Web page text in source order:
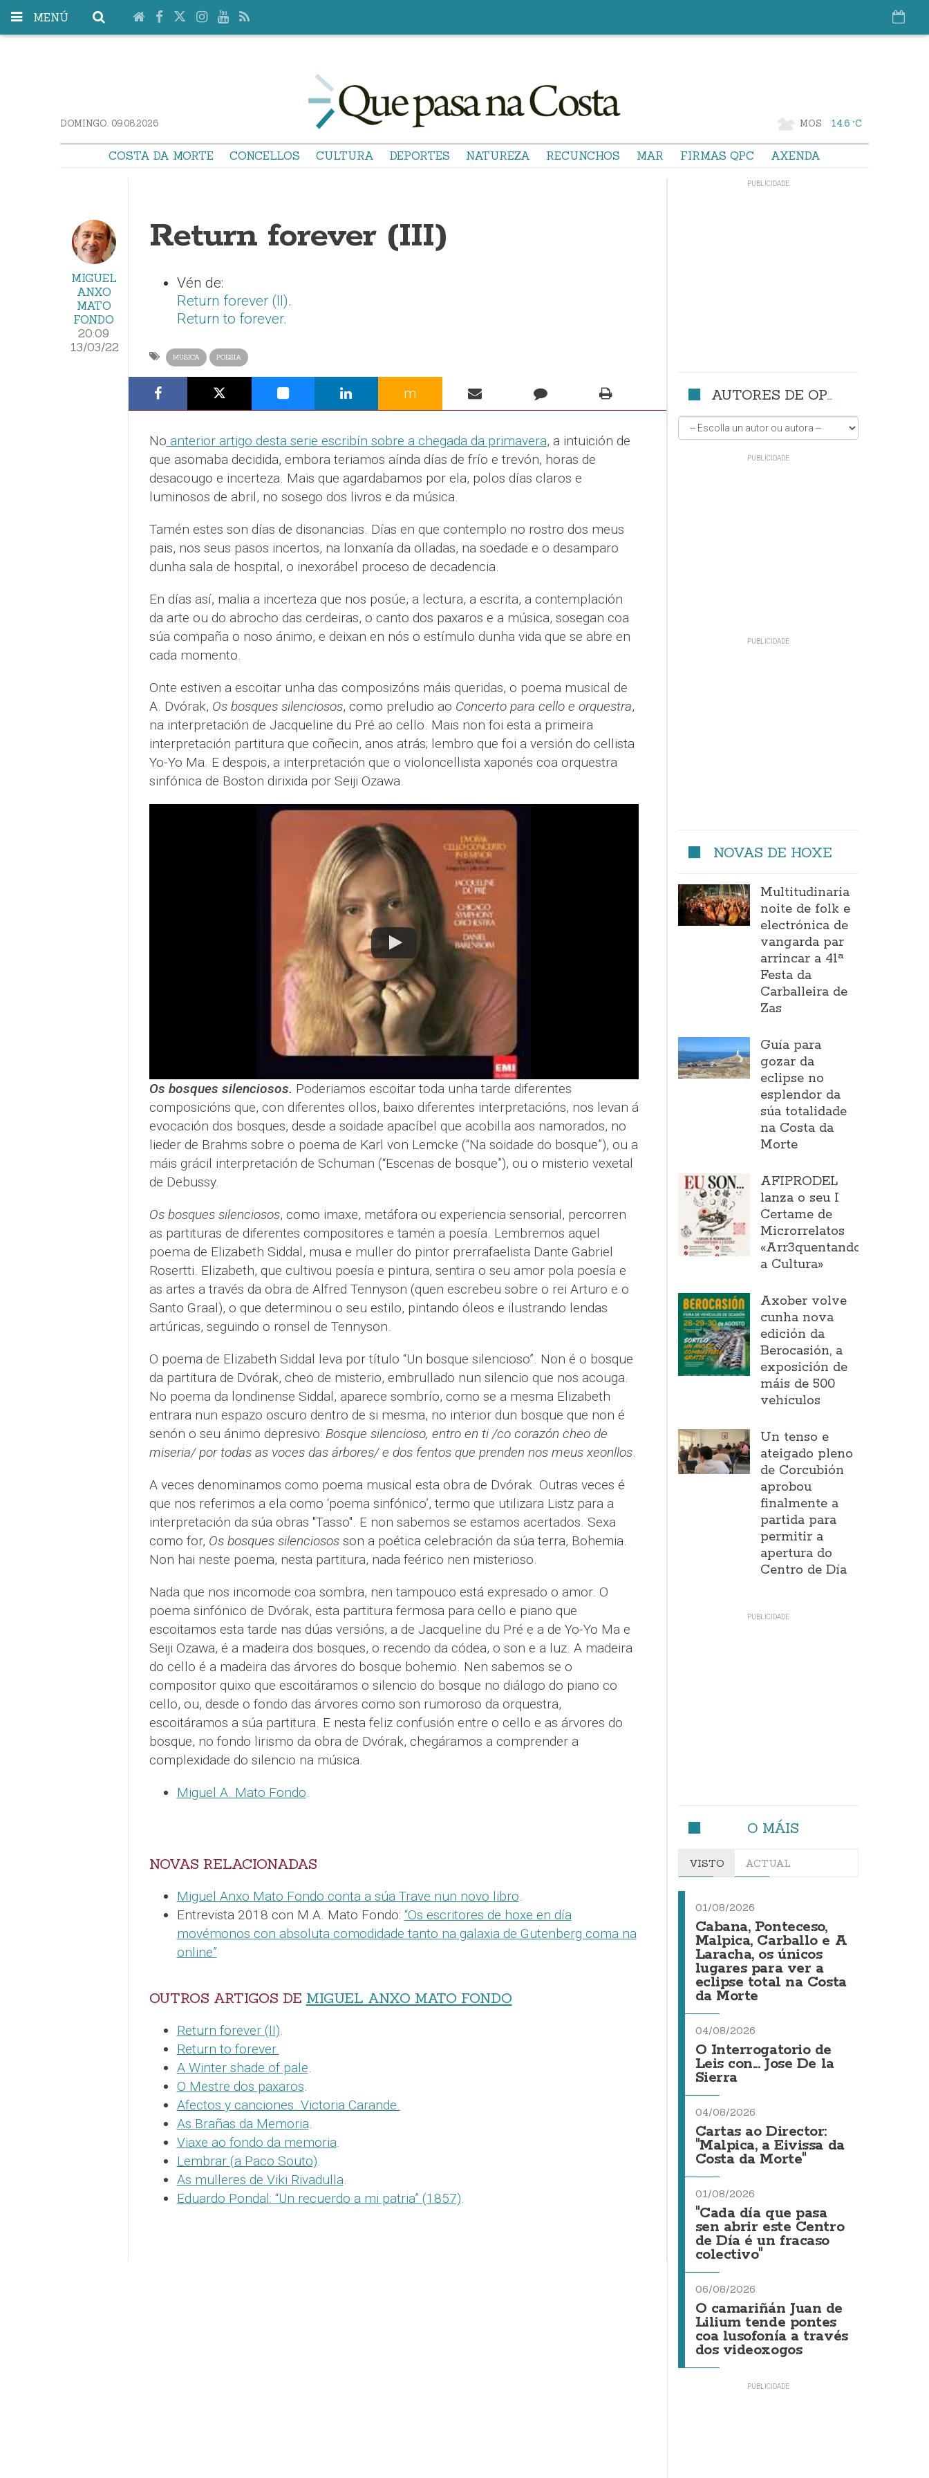
MENÚ
DOMINGO. 09.08.2026 MOS 14.6 °C
COSTA DA MORTE CONCELLOS CULTURA DEPORTES NATUREZA RECUNCHOS MAR FIRMAS QPC AXENDA
MIGUEL
ANXO
MATO
FONDO
20:09
13/03/22
Return forever (III)
Vén de:
Return forever (II).
Return to forever.
MUSICA POESIA
m
No anterior artigo desta serie escribín sobre a chegada da primavera, a intuición de
que asomaba decidida, embora teriamos aínda días de frío e trevón, horas de
desacougo e incerteza. Mais que agardabamos por ela, polos días claros e
luminosos de abril, no sosego dos livros e da música.
Tamén estes son días de disonancias. Días en que contemplo no rostro dos meus
pais, nos seus pasos incertos, na lonxanía da olladas, na soedade e o desamparo
dunha sala de hospital, o inexorábel proceso de decadencia.
En días así, malia a incerteza que nos posúe, a lectura, a escrita, a contemplación
da arte ou do abrocho das cerdeiras, o canto dos paxaros e a música, sosegan coa
súa compaña o noso ánimo, e deixan en nós o estímulo dunha vida que se abre en
cada momento.
Onte estiven a escoitar unha das composizóns máis queridas, o poema musical de
A. Dvórak, Os bosques silenciosos, como preludio ao Concerto para cello e orquestra,
na interpretación de Jacqueline du Pré ao cello. Mais non foi esta a primeira
interpretación partitura que coñecin, anos atrás; lembro que foi a versión do cellista
Yo-Yo Ma. E despois, a interpretación que o violoncellista xaponés coa orquestra
sinfónica de Boston dirixida por Seiji Ozawa.
Os bosques silenciosos. Poderiamos escoitar toda unha tarde diferentes
composicións que, con diferentes ollos, baixo diferentes interpretacións, nos levan á
evocación dos bosques, desde a soidade apacíbel que acobilla aos namorados, no
lieder de Brahms sobre o poema de Karl von Lemcke (“Na soidade do bosque”), ou a
máis grácil interpretación de Schuman (“Escenas de bosque”), ou o misterio vexetal
de Debussy.
Os bosques silenciosos, como imaxe, metáfora ou experiencia sensorial, percorren
as partituras de diferentes compositores e tamén a poesía. Lembremos aquel
poema de Elizabeth Siddal, musa e muller do pintor prerrafaelista Dante Gabriel
Rosertti. Elizabeth, que cultivou poesía e pintura, sentira o seu amor pola poesía e
as artes a través da obra de Alfred Tennyson (quen escrebeu sobre o rei Arturo e o
Santo Graal), o que determinou o seu estilo, pintando óleos e ilustrando lendas
artúricas, seguindo o ronsel de Tennyson.
O poema de Elizabeth Siddal leva por título “Un bosque silencioso”. Non é o bosque
da partitura de Dvórak, cheo de misterio, embrullado nun silencio que nos acouga.
No poema da londinense Siddal, aparece sombrío, como se a mesma Elizabeth
entrara nun espazo oscuro dentro de si mesma, no interior dun bosque que non é
senón o seu ánimo depresivo: Bosque silencioso, entro en ti /co corazón cheo de
miseria/ por todas as voces das árbores/ e dos fentos que prenden nos meus xeonllos.
A veces denominamos como poema musical esta obra de Dvórak. Outras veces é
que nos referimos a ela como ‘poema sinfónico’, termo que utilizara Listz para a
interpretación da súa obras "Tasso". E non sabemos se estamos acertados. Sexa
como for, Os bosques silenciososson a poética celebración da súa terra, Bohemia.
Non hai neste poema, nesta partitura, nada feérico nen misterioso.
Nada que nos incomode coa sombra, nen tampouco está expresado o amor. O
poema sinfónico de Dvórak, esta partitura fermosa para cello e piano que
escoitamos esta tarde nas dúas versións, a de Jacqueline du Pré e a de Yo-Yo Ma e
Seiji Ozawa, é a madeira dos bosques, o recendo da códea, o son e a luz. A madeira
do cello é a madeira das árvores do bosque bohemio. Nen sabemos se o
compositor quixo que escoitáramos o silencio do bosque no diálogo do piano co
cello, ou, desde o fondo das árvores como son rumoroso da orquestra,
escoitáramos a súa partitura. E nesta feliz confusión entre o cello e as árvores do
bosque, no fondo lirismo da obra de Dvórak, chegáramos a comprender a
complexidade do silencio na música.
Miguel A. Mato Fondo.
NOVAS RELACIONADAS
Miguel Anxo Mato Fondo conta a súa Trave nun novo libro.
Entrevista 2018 con M.A. Mato Fondo: “Os escritores de hoxe en día
movémonos con absoluta comodidade tanto na galaxia de Gutenberg coma na
online”
OUTROS ARTIGOS DE MIGUEL ANXO MATO FONDO
Return forever (II).
Return to forever.
A Winter shade of pale.
O Mestre dos paxaros.
Afectos y canciones. Victoria Carande.
As Brañas da Memoria.
Viaxe ao fondo da memoria.
Lembrar (a Paco Souto).
As mulleres de Viki Rivadulla.
Eduardo Pondal: “Un recuerdo a mi patria” (1857).
AUTORES DE OPINIÓN
NOVAS DE HOXE
Multitudinaria
noite de folk e
electrónica de
vangarda par
arrincar a 41ª
Festa da
Carballeira de
Zas
Guía para
gozar da
eclipse no
esplendor da
súa totalidade
na Costa da
Morte
AFIPRODEL
lanza o seu I
Certame de
Microrrelatos
«Arr3quentando
a Cultura»
Axober volve
cunha nova
edición da
Berocasión, a
exposición de
máis de 500
vehículos
Un tenso e
ateigado pleno
de Corcubión
aprobou
finalmente a
partida para
permitir a
apertura do
Centro de Día
O MÁIS
VISTO ACTUAL
01/08/2026
Cabana, Ponteceso,
Malpica, Carballo e A
Laracha, os únicos
lugares para ver a
eclipse total na Costa
da Morte
04/08/2026
O Interrogatorio de
Leis con... Jose De la
Sierra
04/08/2026
Cartas ao Director:
"Malpica, a Eivissa da
Costa da Morte"
01/08/2026
"Cada día que pasa
sen abrir este Centro
de Día é un fracaso
colectivo"
06/08/2026
O camariñán Juan de
Lilium tende pontes
coa lusofonía a través
dos videoxogos